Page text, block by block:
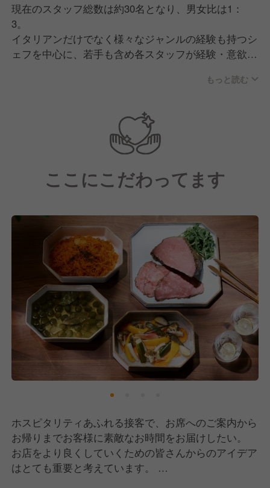
現在のスタッフ総数は約30名となり、男女比は1：
3。
イタリアンだけでなく様々なジャンルの経験も持つシ
ェフを中心に、若手も含め各スタッフが経験・意欲を
アルバイト、契約社員からスタートし、社員登用され
幅広く携わりたい・レベルアップしたい方にはおすす
あなたが培ってきたご経験を活かし存分に発揮してく
もっと読む
ここにこだわってます
ホスピタリティあふれる接客で、お席へのご案内から
お帰りまでお客様に素敵なお時間をお届けしたい。
お店をより良くしていくための皆さんからのアイデア
はとても重要と考えています。